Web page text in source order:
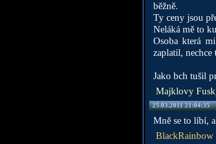
běžně.
Ty ceny jsou
Neláká mě to
Osoba která
zaplatil, nechce
Jako bch tušil
Majklovy
25.03.2011 21:04:35
Mně se to líbí,
BlackRainbow